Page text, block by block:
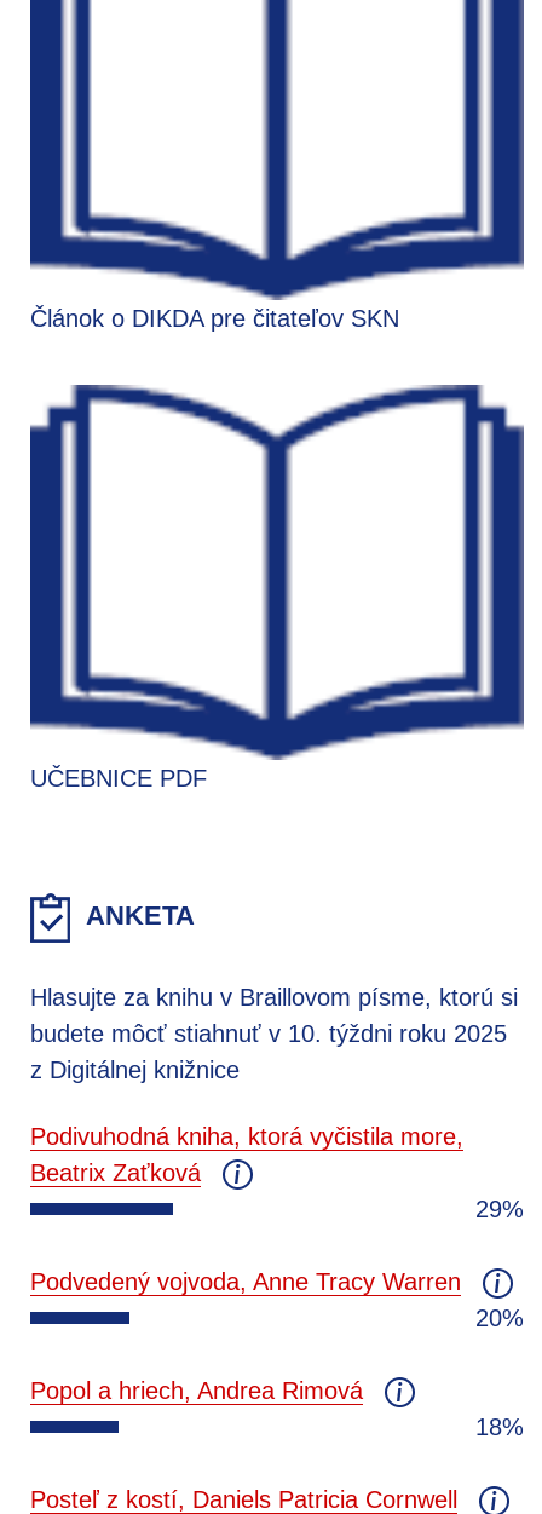
Článok o DIKDA pre čitateľov SKN
UČEBNICE PDF
ANKETA
Hlasujte za knihu v Braillovom písme, ktorú si
budete môcť stiahnuť v 10. týždni roku 2025
z Digitálnej knižnice
Podivuhodná kniha, ktorá vyčistila more,
Beatrix Zaťková
29%
Podvedený vojvoda, Anne Tracy Warren
20%
Popol a hriech, Andrea Rimová
18%
Posteľ z kostí, Daniels Patricia Cornwell